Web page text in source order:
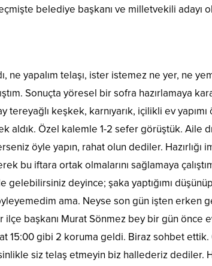
belediye başkanı ve milletvekili
ne yapalım telaşı, ister istemez ne yer, ne
Sonuçta yöresel bir sofra hazırlamaya
tereyağlı keşkek, karnıyarık, içilikli ev
aldık. Özel kalemle 1-2 sefer görüştük. Aile
öyle yapın, rahat olun dediler. Hazırlığı
bu iftara ortak olmalarını sağlamaya
deyince; şaka yaptığımı
ama. Neyse son gün işten erken
ilçe başkanı Murat Sönmez bey bir gün önce
15:00 gibi 2 koruma geldi. Biraz sohbet
siz telaş etmeyin biz hallederiz dediler.